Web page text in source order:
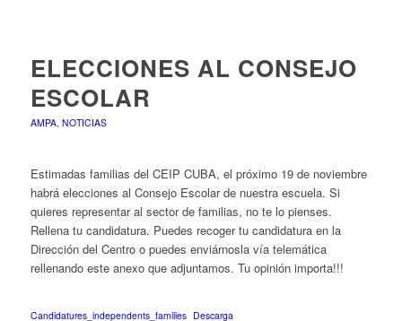
ELECCIONES AL CONSEJO
ESCOLAR
AMPA, NOTICIAS
Estimadas familias del CEIP CUBA, el próximo 19 de noviembre
habrá elecciones al Consejo Escolar de nuestra escuela. Si
quieres representar al sector de familias, no te lo pienses.
Rellena tu candidatura. Puedes recoger tu candidatura en la
Dirección del Centro o puedes enviárnosla vía telemática
rellenando este anexo que adjuntamos. Tu opinión importa!!!
Candidatures_independents_families Descarga